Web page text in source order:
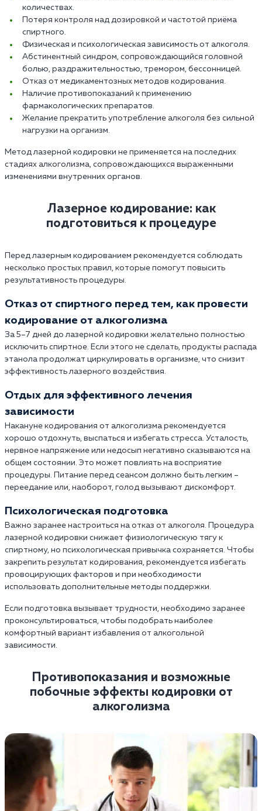
количествах.
Потеря контроля над дозировкой и частотой приёма
спиртного.
Физическая и психологическая зависимость от алкоголя.
Абстинентный синдром, сопровождающийся головной
болью, раздражительностью, тремором, бессонницей.
Отказ от медикаментозных методов кодирования.
Наличие противопоказаний к применению
фармакологических препаратов.
Желание прекратить употребление алкоголя без сильной
нагрузки на организм.
Метод лазерной кодировки не применяется на последних
стадиях алкоголизма, сопровождающихся выраженными
изменениями внутренних органов.
Лазерное кодирование: как
подготовиться к процедуре
Перед лазерным кодированием рекомендуется соблюдать
несколько простых правил, которые помогут повысить
результативность процедуры.
Отказ от спиртного перед тем, как провести
кодирование от алкоголизма
За 5–7 дней до лазерной кодировки желательно полностью
исключить спиртное. Если этого не сделать, продукты распада
этанола продолжат циркулировать в организме, что снизит
эффективность лазерного воздействия.
Отдых для эффективного лечения
зависимости
Накануне кодирования от алкоголизма рекомендуется
хорошо отдохнуть, выспаться и избегать стресса. Усталость,
нервное напряжение или недосып негативно сказываются на
общем состоянии. Это может повлиять на восприятие
процедуры. Питание перед сеансом должно быть легким –
переедание или, наоборот, голод вызывают дискомфорт.
Психологическая подготовка
Важно заранее настроиться на отказ от алкоголя. Процедура
лазерной кодировки снижает физиологическую тягу к
спиртному, но психологическая привычка сохраняется. Чтобы
закрепить результат кодирования, рекомендуется избегать
провоцирующих факторов и при необходимости
использовать дополнительные методы поддержки.
Если подготовка вызывает трудности, необходимо заранее
проконсультироваться, чтобы подобрать наиболее
комфортный вариант избавления от алкогольной
зависимости.
Противопоказания и возможные
побочные эффекты кодировки от
алкоголизма